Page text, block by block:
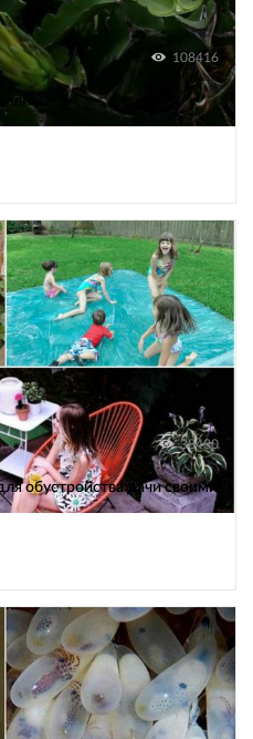
108416
38430
обустройства дачи своими